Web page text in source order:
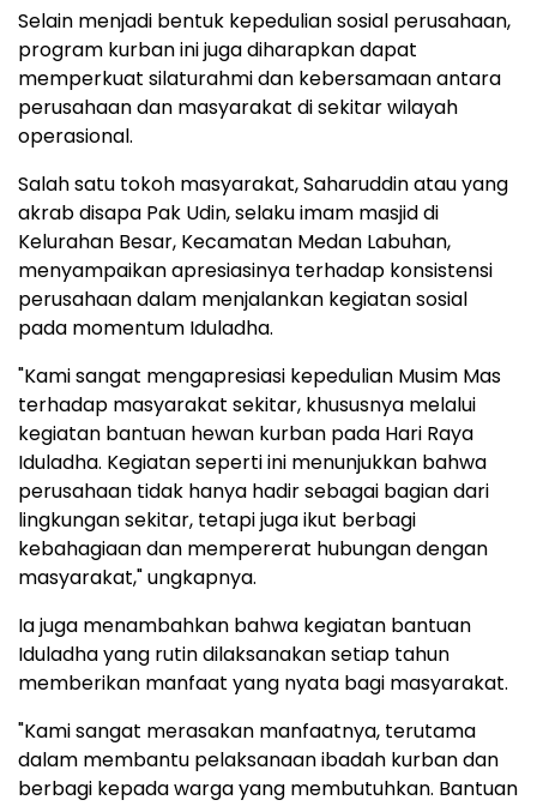
Selain menjadi bentuk kepedulian sosial perusahaan,
program kurban ini juga diharapkan dapat
memperkuat silaturahmi dan kebersamaan antara
perusahaan dan masyarakat di sekitar wilayah
operasional.
Salah satu tokoh masyarakat, Saharuddin atau yang
akrab disapa Pak Udin, selaku imam masjid di
Kelurahan Besar, Kecamatan Medan Labuhan,
menyampaikan apresiasinya terhadap konsistensi
perusahaan dalam menjalankan kegiatan sosial
pada momentum Iduladha.
"Kami sangat mengapresiasi kepedulian Musim Mas
terhadap masyarakat sekitar, khususnya melalui
kegiatan bantuan hewan kurban pada Hari Raya
Iduladha. Kegiatan seperti ini menunjukkan bahwa
perusahaan tidak hanya hadir sebagai bagian dari
lingkungan sekitar, tetapi juga ikut berbagi
kebahagiaan dan mempererat hubungan dengan
masyarakat," ungkapnya.
Ia juga menambahkan bahwa kegiatan bantuan
Iduladha yang rutin dilaksanakan setiap tahun
memberikan manfaat yang nyata bagi masyarakat.
"Kami sangat merasakan manfaatnya, terutama
dalam membantu pelaksanaan ibadah kurban dan
berbagi kepada warga yang membutuhkan. Bantuan